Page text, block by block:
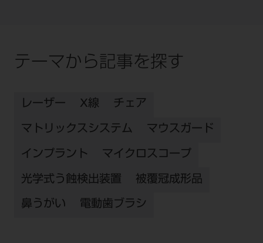
テーマから記事を探す
レーザー X線 チェア
マトリックスシステム マウスガード
インプラント マイクロスコープ
光学式う蝕検出装置 被覆冠成形品
鼻うがい 電動歯ブラシ